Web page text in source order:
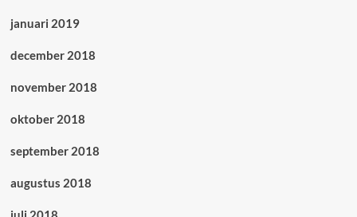
januari 2019
december 2018
november 2018
oktober 2018
september 2018
augustus 2018